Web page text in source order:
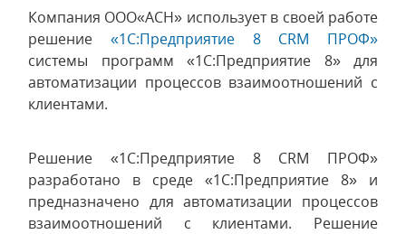
Компания ООО«АСН» использует в своей работе
решение «1С:Предприятие 8 CRM ПРОФ»
системы программ «1С:Предприятие 8» для
автоматизации процессов взаимоотношений с
клиентами.
Решение «1С:Предприятие 8 CRM ПРОФ»
разработано в среде «1С:Предприятие 8» и
предназначено для автоматизации процессов
взаимоотношений с клиентами. Решение